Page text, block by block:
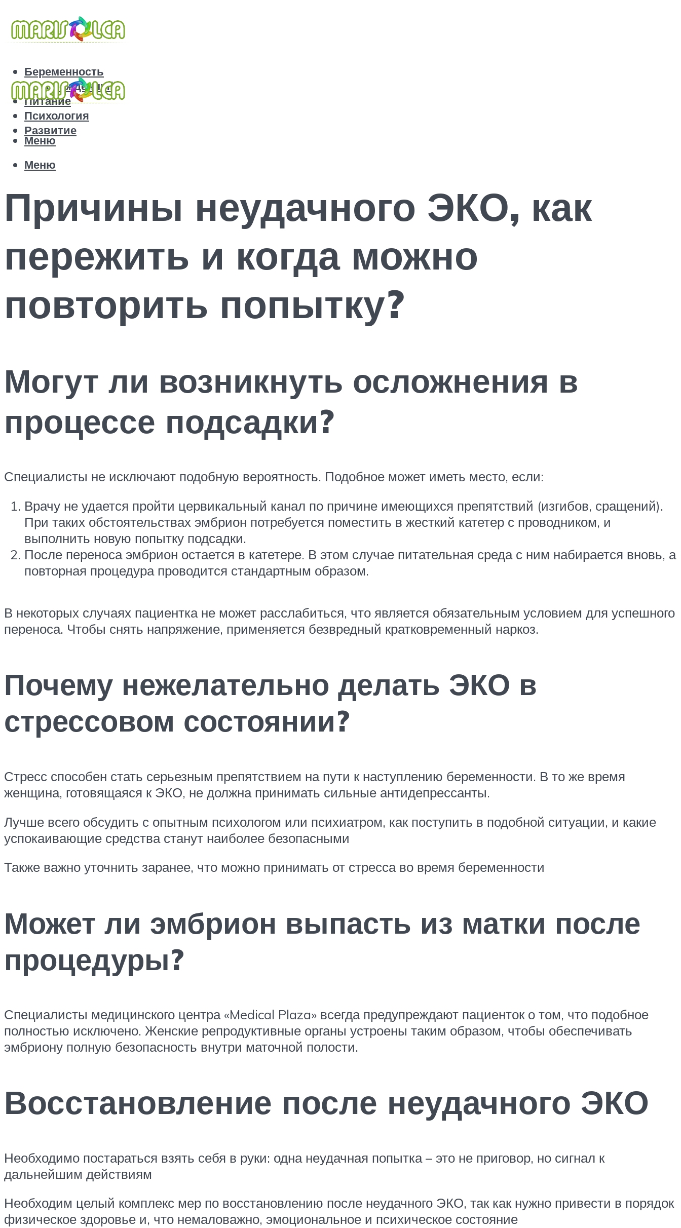
Беременность
Новорожденный
Питание
Психология
Развитие
Меню
Меню
Причины неудачного ЭКО, как
пережить и когда можно
повторить попытку?
Могут ли возникнуть осложнения в
процессе подсадки?
Специалисты не исключают подобную вероятность. Подобное может иметь место, если:
Врачу не удается пройти цервикальный канал по причине имеющихся препятствий (изгибов, сращений).
При таких обстоятельствах эмбрион потребуется поместить в жесткий катетер с проводником, и
выполнить новую попытку подсадки.
После переноса эмбрион остается в катетере. В этом случае питательная среда с ним набирается вновь, а
повторная процедура проводится стандартным образом.
В некоторых случаях пациентка не может расслабиться, что является обязательным условием для успешного
переноса. Чтобы снять напряжение, применяется безвредный кратковременный наркоз.
Почему нежелательно делать ЭКО в
стрессовом состоянии?
Стресс способен стать серьезным препятствием на пути к наступлению беременности. В то же время
женщина, готовящаяся к ЭКО, не должна принимать сильные антидепрессанты.
Лучше всего обсудить с опытным психологом или психиатром, как поступить в подобной ситуации, и какие
успокаивающие средства станут наиболее безопасными
Также важно уточнить заранее, что можно принимать от стресса во время беременности
Может ли эмбрион выпасть из матки после
процедуры?
Специалисты медицинского центра «Medical Plaza» всегда предупреждают пациенток о том, что подобное
полностью исключено. Женские репродуктивные органы устроены таким образом, чтобы обеспечивать
эмбриону полную безопасность внутри маточной полости.
Восстановление после неудачного ЭКО
Необходимо постараться взять себя в руки: одна неудачная попытка – это не приговор, но сигнал к
дальнейшим действиям
Необходим целый комплекс мер по восстановлению после неудачного ЭКО, так как нужно привести в порядок
физическое здоровье и, что немаловажно, эмоциональное и психическое состояние